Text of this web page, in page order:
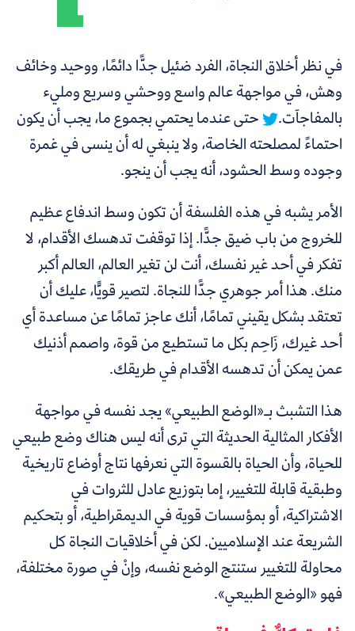
في نظر أخلاق النجاة، الفرد ضئيل جدًّا دائمًا، ووحيد وخائف
وهش، في مواجهة عالم واسع ووحشي وسريع ومليء
بالمفاجآت.
حتى عندما يحتمي بجموع ما، يجب أن يكون
احتماءً لمصلحته الخاصة، ولا ينبغي له أن ينسى في غمرة
وجوده وسط الحشود، أنه يجب أن ينجو.
الأمر يشبه في هذه الفلسفة أن تكون وسط اندفاع عظيم
للخروج من باب ضيق جدًّا. إذا توقفت تدهسك الأقدام، لا
تفكر في أحد غير نفسك، أنت لن تغير العالم، العالم أكبر
منك. هذا أمر جوهري جدًّا للنجاة. لتصير قويًّا، عليك أن
تعتقد بشكل يقيني تمامًا، أنك عاجز تمامًا عن مساعدة أي
أحد غيرك، زَاحِم بكل ما تستطيع من قوة، واصمم أذنيك
عمن يمكن أن تدهسه الأقدام في طريقك.
هذا التشبث بـ«الوضع الطبيعي» يجد نفسه في مواجهة
الأفكار المثالية الحديثة التي ترى أنه ليس هناك وضع طبيعي
للحياة، وأن الحياة بالقسوة التي نعرفها نتاج أوضاع تاريخية
وطبقية قابلة للتغيير، إما بتوزيع عادل للثروات في
الاشتراكية، أو بمؤسسات قوية في الديمقراطية، أو بتحكيم
الشريعة عند الإسلاميين. لكن في أخلاقيات النجاة كل
محاولة للتغيير ستنتج الوضع نفسه، وإنْ في صورة مختلفة،
فهو«الوضع الطبيعي».